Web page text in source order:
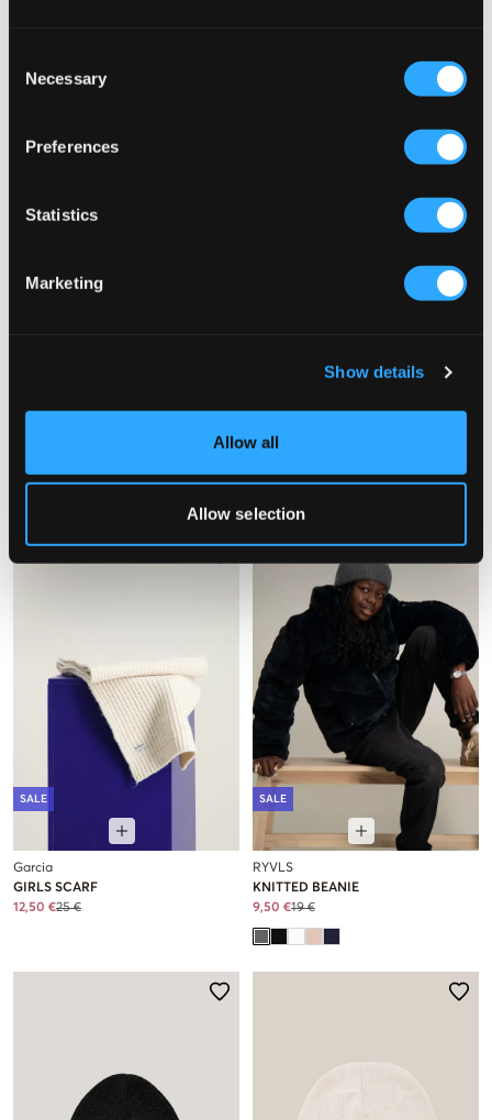
Selection
Necessary
Preferences
Statistics
Marketing
Show details
Allow all
Allow selection
13 €
HANNAHSY BEANIE
SALE
Garcia
GIRLS SCARF
12,50 €25 €
SALE
RYVLS
KNITTED BEANIE
9,50 €19 €